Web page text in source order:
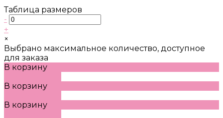
Таблица размеров
-
+
×
Выбрано максимальное количество, доступное
для заказа
В корзину
В корзину
В корзину